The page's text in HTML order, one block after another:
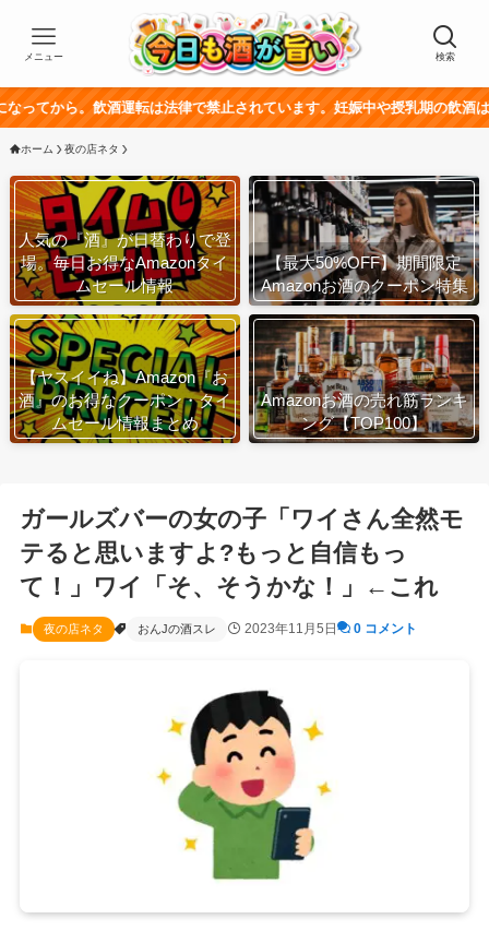
検索
メニュー
酒運転は法律で禁止されています。妊娠中や授乳期の飲酒は、胎児・乳
ホーム 夜の店ネタ
人気の『酒』が日替わりで登
場。毎日お得なAmazonタイ
ムセール情報
【最大50%OFF】期間限定
Amazonお酒のクーポン特集
【ヤスイイね】Amazon『お
酒』のお得なクーポン・タイ
ムセール情報まとめ
Amazonお酒の売れ筋ランキ
ング【TOP100】
ガールズバーの女の子「ワイさん全然モ
テると思いますよ?もっと自信もっ
て！」ワイ「そ、そうかな！」←これ
夜の店ネタ おんJの酒スレ 2023年11月5日 0 コメント